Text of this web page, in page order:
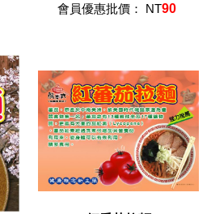
會員優惠批價： NT90